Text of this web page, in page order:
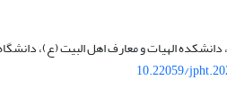
الهیات و معارف اهل البیت (ع)،
10.22059/